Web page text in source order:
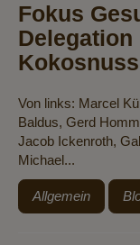
Fokus
Von links: Marcel
Baldus, Gerd
Jacob Ickenroth,
Michael...
Allgemein